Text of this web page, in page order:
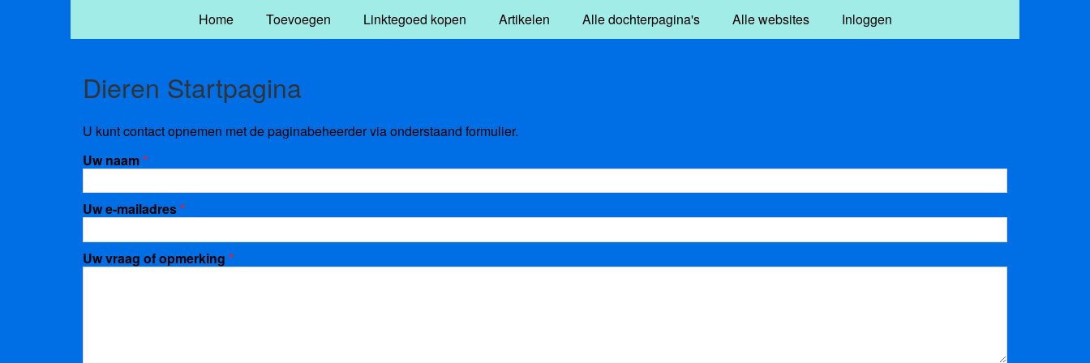
Home Toevoegen Linktegoed kopen Artikelen Alle dochterpagina's Alle websites Inloggen
Dieren Startpagina
U kunt contact opnemen met de paginabeheerder via onderstaand formulier.
Uw naam*
Uw e-mailadres*
Uw vraag of opmerking *